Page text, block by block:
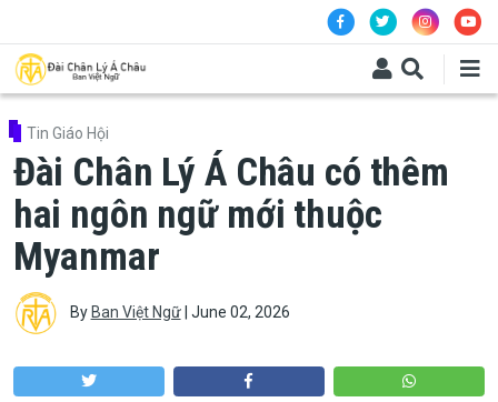
Tin Giáo Hội
Đài Chân Lý Á Châu có thêm
hai ngôn ngữ mới thuộc
Myanmar
By Ban Việt Ngữ| June 02, 2026